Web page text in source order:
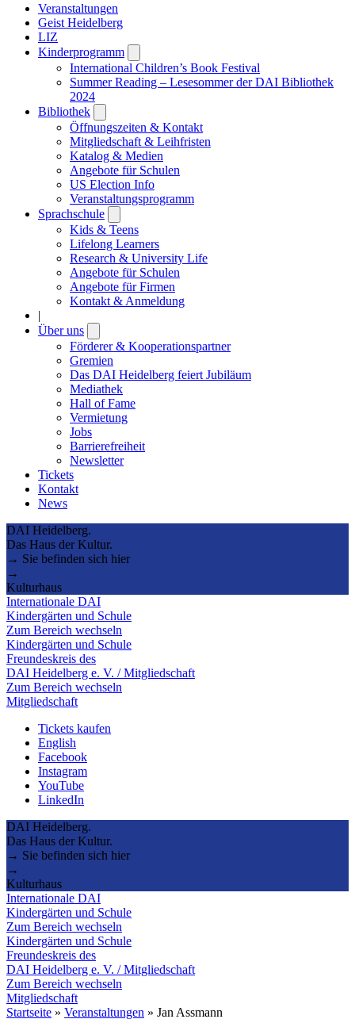
Veranstaltungen
Geist Heidelberg
LIZ
Kinderprogramm
submenu
International Children’s Book Festival
Summer Reading – Lesesommer der DAI Bibliothek
2024
Bibliothek
submenu
Öffnungszeiten & Kontakt
Mitgliedschaft & Leihfristen
Katalog & Medien
Angebote für Schulen
US Election Info
Veranstaltungsprogramm
Sprachschule
submenu
Kids & Teens
Lifelong Learners
Research & University Life
Angebote für Schulen
Angebote für Firmen
Kontakt & Anmeldung
|
Über uns
submenu
Förderer & Kooperationspartner
Gremien
Das DAI Heidelberg feiert Jubiläum
Mediathek
Hall of Fame
Vermietung
Jobs
Barrierefreiheit
Newsletter
Tickets
Kontakt
News
DAI Heidelberg.
Das Haus der Kultur.
→ Sie befinden sich hier
→
Kulturhaus
Internationale DAI
Kindergärten und Schule
Zum Bereich wechseln
Kindergärten und Schule
Freundeskreis des
DAI Heidelberg e. V. / Mitgliedschaft
Zum Bereich wechseln
Mitgliedschaft
Tickets kaufen
English
Facebook
Instagram
YouTube
LinkedIn
DAI Heidelberg.
Das Haus der Kultur.
→ Sie befinden sich hier
→
Kulturhaus
Internationale DAI
Kindergärten und Schule
Zum Bereich wechseln
Kindergärten und Schule
Freundeskreis des
DAI Heidelberg e. V. / Mitgliedschaft
Zum Bereich wechseln
Mitgliedschaft
Startseite » Veranstaltungen » Jan Assmann